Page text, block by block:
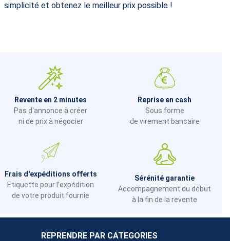
simplicité et obtenez le meilleur prix possible !
Revente en 2 minutes
Pas d'annonce à créer
ni de prix à négocier
Reprise en cash
Sous forme
de virement bancaire
Frais d'expéditions offerts
Etiquette pour l’expédition
de votre produit fournie
Sérénité garantie
Accompagnement du début
à la fin de la revente
REPRENDRE PAR CATEGORIES